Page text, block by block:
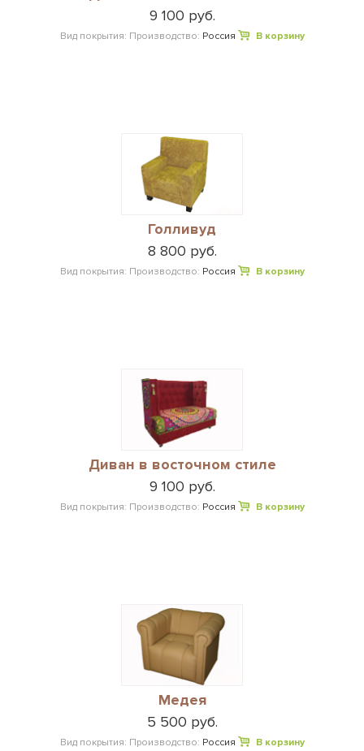
9 100 руб.
Вид покрытия: Производство: Россия В корзину
Голливуд
8 800 руб.
Вид покрытия: Производство: Россия В корзину
Диван в восточном стиле
9 100 руб.
Вид покрытия: Производство: Россия В корзину
Медея
5 500 руб.
Вид покрытия: Производство: Россия В корзину